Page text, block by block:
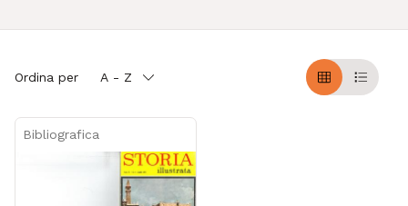
Ordina per A - Z
GrigliaTable
Bibliografica